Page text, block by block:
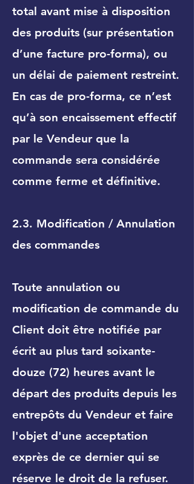
total avant mise à disposition
des produits (sur présentation
d’une facture pro-forma), ou
un délai de paiement restreint.
En cas de pro-forma, ce n’est
qu’à son encaissement effectif
par le Vendeur que la
commande sera considérée
comme ferme et définitive.
2.3. Modification / Annulation
des commandes
Toute annulation ou
modification de commande du
Client doit être notifiée par
écrit au plus tard soixante-
douze (72) heures avant le
départ des produits depuis les
entrepôts du Vendeur et faire
l'objet d'une acceptation
exprès de ce dernier qui se
réserve le droit de la refuser.